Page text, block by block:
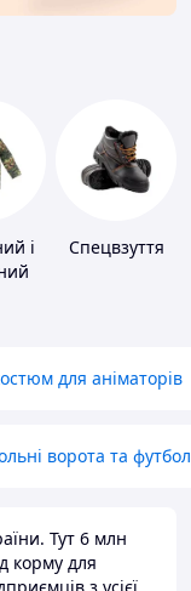
і
Спецвзуття
для аніматорів
ворота та
Тут 6 млн
корму для